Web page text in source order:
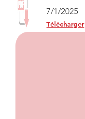
7/1/2025
Télécharger